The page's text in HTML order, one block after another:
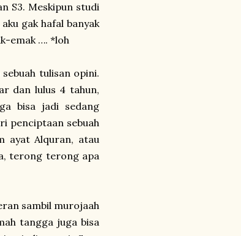
S3. Meskipun studi
gak hafal banyak
emak …. *loh
tulisan opini.
dan lulus 4 tahun,
bisa jadi sedang
penciptaan sebuah
ayat Alquran, atau
terong terong apa
sambil murojaah
tangga juga bisa